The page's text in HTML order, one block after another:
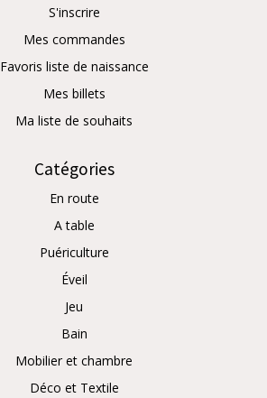
S'inscrire
Mes commandes
Favoris liste de naissance
Mes billets
Ma liste de souhaits
Catégories
En route
A table
Puériculture
Éveil
Jeu
Bain
Mobilier et chambre
Déco et Textile